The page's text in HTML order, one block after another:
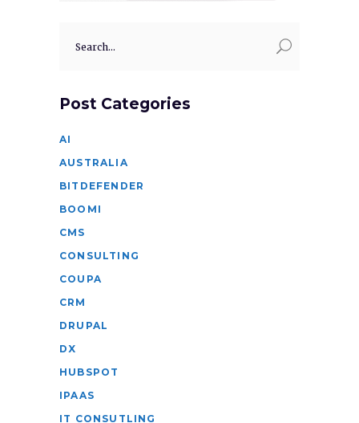
for:
Post Categories
AI
AUSTRALIA
BITDEFENDER
BOOMI
CMS
CONSULTING
COUPA
CRM
DRUPAL
DX
HUBSPOT
IPAAS
IT CONSUTLING